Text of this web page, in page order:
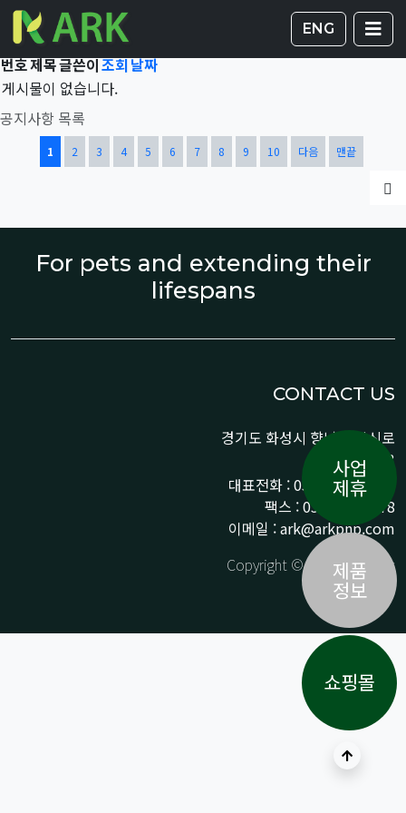
ENG
Total 41,669건1 페이지 게시판
공지사항 목록
번호제목글쓴이조회날짜
게시물이 없습니다.
열린
1 페이지
2
페이지3페이지4
페이지5페이지6
페이지7
페이지8
페이지9
페이지10
페이지 다음 맨끝
For pets and extending their
lifespans
CONTACT US
경기도 화성시 향남읍 상신로
290-13
대표전화 : 031-359-9776 /
팩스 : 031-359-9778
이메일 : ark@arkpnp.com
Copyright © ARK All Rights
Reserved.
상단으로
사업
제휴
제품
정보
쇼핑몰